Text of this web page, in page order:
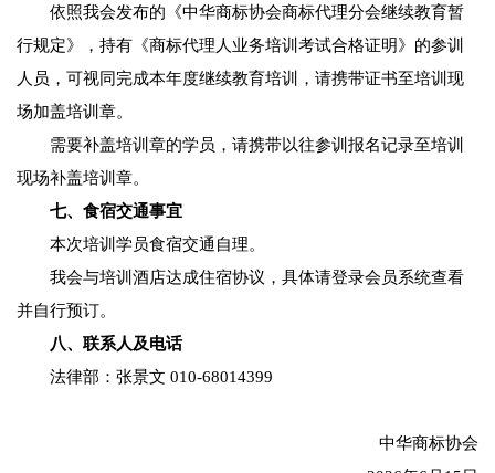
依照我会发布的《中华商标协会商标代理分会继续教育暂
行规定》，持有《商标代理人业务培训考试合格证明》的参训
人员，可视同完成本年度继续教育培训，请携带证书至培训现
场加盖培训章。
需要补盖培训章的学员，请携带以往参训报名记录至培训
现场补盖培训章。
七、食宿交通事宜
本次培训学员食宿交通自理。
我会与培训酒店达成住宿协议，具体请登录会员系统查看
并自行预订。
八、联系人及电话
法律部：张景文 010-68014399
中华商标协会